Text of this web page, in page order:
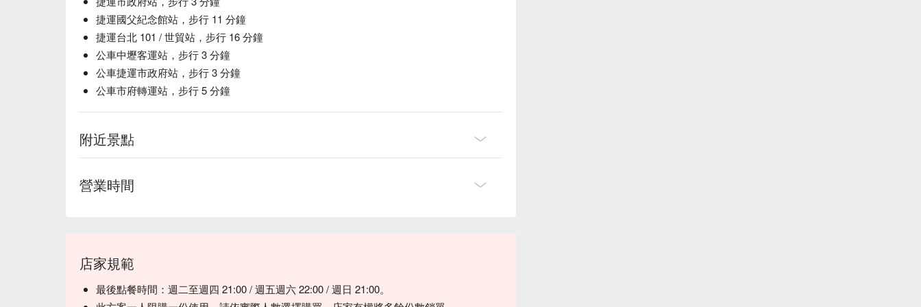
🥤 特色飲品
【Sake】芳香柔和，口感滑順
【Mead】甜蜜芬芳，蜂蜜餘韻
【Beer】清爽微苦，完美解渴
【Sparkling & Others】氣泡清新，果香怡人
捷運國父紀念館站，步行 11 分鐘
捷運台北 101 / 世貿站，步行 16 分鐘
公車中壢客運站，步行 3 分鐘
公車捷運市政府站，步行 3 分鐘
公車市府轉運站，步行 5 分鐘
附近景點
營業時間
店家規範
最後點餐時間：週二至週四 21:00 / 週五週六 22:00 / 週日 21:00。